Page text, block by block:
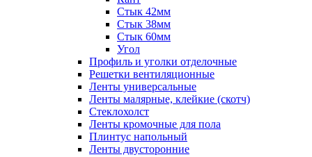
Стык 42мм
Стык 38мм
Стык 60мм
Угол
Профиль и уголки отделочные
Решетки вентиляционные
Ленты универсальные
Ленты малярные, клейкие (скотч)
Стеклохолст
Ленты кромочные для пола
Плинтус напольный
Ленты двусторонние